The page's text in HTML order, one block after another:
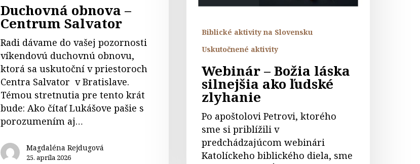
Duchovná obnova –
Centrum Salvator
Radi dávame do vašej pozornosti
víkendovú duchovnú obnovu,
ktorá sa uskutoční v priestoroch
Centra Salvator v Bratislave.
Témou stretnutia pre tento krát
bude: Ako čítať Lukášove pašie s
porozumením aj…
Magdaléna Rejdugová
25. apríla 2026
zlyhanie
Biblické aktivity na Slovensku
Uskutočnené aktivity
Webinár – Božia láska
silnejšia ako ľudské
zlyhanie
Po apoštolovi Petrovi, ktorého
sme si priblížili v
predchádzajúcom webinári
Katolíckeho biblického diela, sme